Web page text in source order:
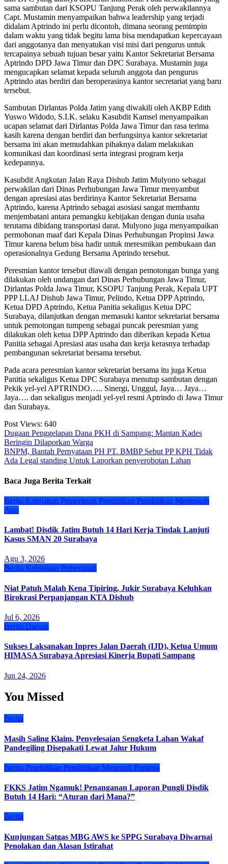
sama sambutan dari KSOPU Tanjung Perak oleh perwakilannya
Capt. Mustamin menyampaikan bahwa leadership yang terjadi
didalam Aptrindo ini perlu dicontoh, dimana seorang pemimpin
dalam waktu yang tidak begitu lama bisa mendapatkan kepercayaan
dari anggotanya dan menyatukan visi misi dari pengurus untuk
tercapainya sebuah tujuan besar yaitu Kantor Sekretariat Bersama
Aptrindo DPD Jawa Timur dan DPC Surabaya. Mustamin juga
mengucapkan selamat kepada seluruh anggota dan pengurus
Aptrindo atas berdiri dan beroperasinya kantor secretariat yang baru
tersebut.
Sambutan Dirlantas Polda Jatim yang diwakili oleh AKBP Edith
Yuswo Widodo, S.I.K. selaku Kasubdit Kamsel menyampaikan
ucapan selamat dari Dirlantas Polda Jawa Timur dan rasa terima
kasih karena dengan berdiri dan berfungsinya kantor sekretariat
bersama ini akan memudahkan pihaknya dalam melakukan
komunikasi dan koordinasi serta integrasi program kerja
kedepannya.
Kasubdit Angkutan Jalan Raya Dishub Jatim Mulyono sebagai
perwakilan dari Dinas Perhubungan Jawa Timur menyambut
dengan apresiasi atas berdirinya Kantor Sekretariat Bersama
Aptrindo, karena Aptrindo sebagai asosiasi sangat membantu
menjembatani antara pemangku kebijakan dengan dunia usaha
terutama dibidang transportasi darat. Mulyono juga menyampaikan
permohonan maaf dari Kepala Dinas Perhubungan Propinsi Jawa
Timur karena belum bisa hadir untuk meresmikan pembukaan dan
operasionalnya Gedung Bersama Aptrindo tersebut.
Peresmian kantor tersebut diawali dengan pemotongan bunga yang
dilakukan oleh undangan dari Dinas Perhubungan Jawa Timur,
Dirlantas Polda Jawa Timur, KSOPU Tanjung Perak, Kepala UPT
PPP LLAJ Dishub Jawa Timur, Pelindo, Ketua DPP Aptrindo,
Ketua DPD Aptrindo, Ketua Panitia sekaligus Ketua DPC
Surabaya, dilanjutkan dengan memasuki kantor sekretariat bersama
untuk pemotongan tumpeng sebagai puncak peresmian yang
dilakukan oleh ketua DPP Aptrindo dan diberikan kepada Ketua
Panitia sebagai Apresiasi atas usaha dan kerja kerasnya terhadap
pembangunan sekretariat bersama tersebut.
Pada acara peresmian kantor sekretariat bersama itu juga Ketua
Panitia sekaligus Ketua DPC Surabaya menutup sambutan dengan
Pekik yel-yel APTRINDO….. Sinergi, Unggul, Jaya… Jaya…
Jaya…. dan sekaligus menjadi yel-yel resmi Aptrindo di Jawa Timur
dan Surabaya.
Post Views: 640
Navigasi
pos
Dugaan Penggelapan Dana PKH di Sampang: Mantan Kades
Beringin Dilaporkan Warga
BNPM, Bantah Pernyataan PH PT. BMBP Sebut PP KPH Tidak
Ada Legal standing Untuk Laporkan penyerobotan Lahan
Baca Juga Berita Terkait
Berita Kebijakan Pemerintah Pendidikan Pendidikan Menengah
Atas
Lambat! Disdik Jatim Butuh 14 Hari Kerja Tindak Lanjuti
Kasus SMAN 20 Surabaya
Agu 3, 2026
Berita Kebijakan Pemerintah
Niat Patuh Malah Kena Tipiring, Jukir Surabaya Keluhkan
Birokrasi Perpanjangan KTA Dishub
Jul 6, 2026
Berita Daerah
Sukses Laksanakan Inpres Jalan Daerah (IJD), Ketua Umum
HIMASA Surabaya Apresiasi Kinerja Bupati Sampang
Jun 24, 2026
You Missed
Berita
Masih Saling Klaim, Penyelesaian Sengketa Lahan Wakaf
Pandegiling Disepakati Lewat Jalur Hukum
Berita Pendidikan Pendidikan Menegah Pertama
FKKS Jatim Ngamuk! Penanganan Laporan Pungli Disdik
Butuh 14 Hari: “Aturan dari Mana?”
Berita
Kunjungan Satgas MBG AWS ke SPPG Surabaya Diwarnai
Penolakan dan Alasan Istirahat